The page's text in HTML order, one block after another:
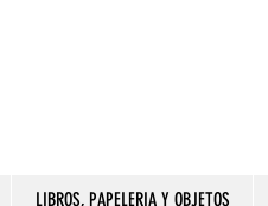
LIBROS, PAPELERIA Y OBJETOS